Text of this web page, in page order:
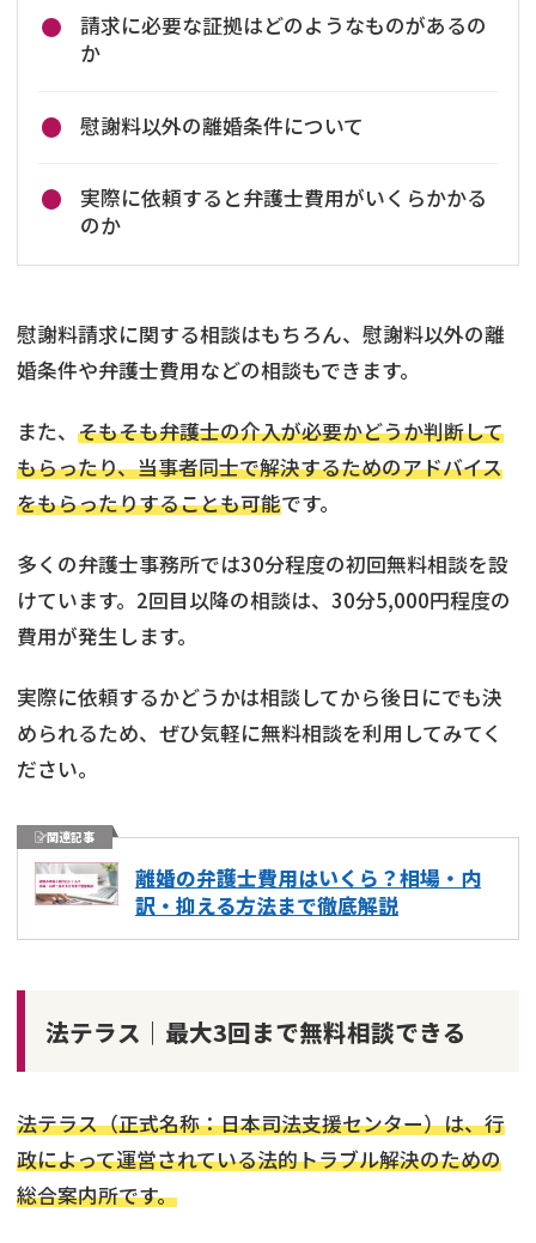
請求に必要な証拠はどのようなものがあるの
か
慰謝料以外の離婚条件について
実際に依頼すると弁護士費用がいくらかかる
のか
慰謝料請求に関する相談はもちろん、慰謝料以外の離
婚条件や弁護士費用などの相談もできます。
また、 そもそも弁護士の介入が必要かどうか判断して
もらったり、当事者同士で解決するためのアドバイス
をもらったりすることも可能です。
多くの弁護士事務所では30分程度の初回無料相談を設
けています。2回目以降の相談は、30分5,000円程度の
費用が発生します。
実際に依頼するかどうかは相談してから後日にでも決
められるため、ぜひ気軽に無料相談を利用してみてく
ださい。
関連記事
離婚の弁護士費用はいくら？相場・内
訳・抑える方法まで徹底解説
法テラス｜最大3回まで無料相談できる
法テラス（正式名称：日本司法支援センター）は、行
政によって運営されている法的トラブル解決のための
総合案内所です。